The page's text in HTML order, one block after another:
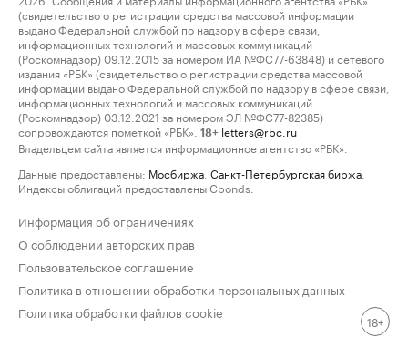
(свидетельство о регистрации средства массовой информации
выдано Федеральной службой по надзору в сфере связи,
информационных технологий и массовых коммуникаций
(Роскомнадзор) 09.12.2015 за номером ИА №ФС77-63848) и сетевого
издания «РБК» (свидетельство о регистрации средства массовой
информации выдано Федеральной службой по надзору в сфере связи,
информационных технологий и массовых коммуникаций
(Роскомнадзор) 03.12.2021 за номером ЭЛ №ФС77-82385)
сопровождаются пометкой «РБК».
18+ letters@rbc.ru
Владельцем сайта является информационное агентство «РБК».
Данные предоставлены: Мосбиржа Санкт-Петербургская биржа
Индексы облигаций предоставлены Cbonds.
Информация об ограничениях
О соблюдении авторских прав
Пользовательское соглашение
Политика в отношении обработки персональных данных
Политика обработки файлов cookie
18+